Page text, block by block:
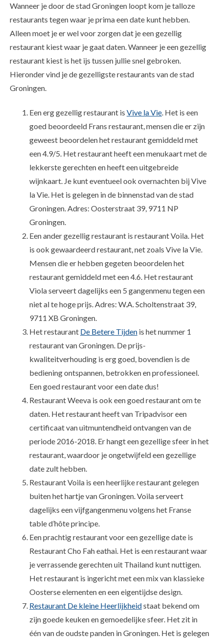
Wanneer je door de stad Groningen loopt kom je talloze
restaurants tegen waar je prima een date kunt hebben.
Alleen moet je er wel voor zorgen dat je een gezellig
restaurant kiest waar je gaat daten. Wanneer je een gezellig
restaurant kiest is het ijs tussen jullie snel gebroken.
Hieronder vind je de gezelligste restaurants van de stad
Groningen.
Een erg gezellig restaurant is Vive la Vie. Het is een
goed beoordeeld Frans restaurant, mensen die er zijn
geweest beoordelen het restaurant gemiddeld met
een 4.9/5. Het restaurant heeft een menukaart met de
lekkerste gerechten en heeft een uitgebreide
wijnkaart. Je kunt eventueel ook overnachten bij Vive
la Vie. Het is gelegen in de binnenstad van de stad
Groningen. Adres: Oosterstraat 39, 9711 NP
Groningen.
Een ander gezellig restaurant is restaurant Voila. Het
is ook gewaardeerd restaurant, net zoals Vive la Vie.
Mensen die er hebben gegeten beoordelen het
restaurant gemiddeld met een 4.6. Het restaurant
Viola serveert dagelijks een 5 gangenmenu tegen een
niet al te hoge prijs. Adres: W.A. Scholtenstraat 39,
9711 XB Groningen.
Het restaurant De Betere Tijden is het nummer 1
restaurant van Groningen. De prijs-
kwaliteitverhouding is erg goed, bovendien is de
bediening ontspannen, betrokken en professioneel.
Een goed restaurant voor een date dus!
Restaurant Weeva is ook een goed restaurant om te
daten. Het restaurant heeft van Tripadvisor een
certificaat van uitmuntendheid ontvangen van de
periode 2016-2018. Er hangt een gezellige sfeer in het
restaurant, waardoor je ongetwijfeld een gezellige
date zult hebben.
Restaurant Voila is een heerlijke restaurant gelegen
buiten het hartje van Groningen. Voila serveert
dagelijks een vijfgangenmenu volgens het Franse
table d’hôte principe.
Een prachtig restaurant voor een gezellige date is
Restaurant Cho Fah eathai. Het is een restaurant waar
je verrassende gerechten uit Thailand kunt nuttigen.
Het restaurant is ingericht met een mix van klassieke
Oosterse elementen en een eigentijdse design.
Restaurant De kleine Heerlijkheidstaat bekend om
zijn goede keuken en gemoedelijke sfeer. Het zit in
één van de oudste panden in Groningen. Het is gelegen